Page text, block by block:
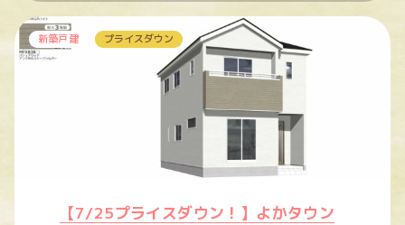
新築戸建 プライスダウン
【7/25プライスダウン！】よかタウン